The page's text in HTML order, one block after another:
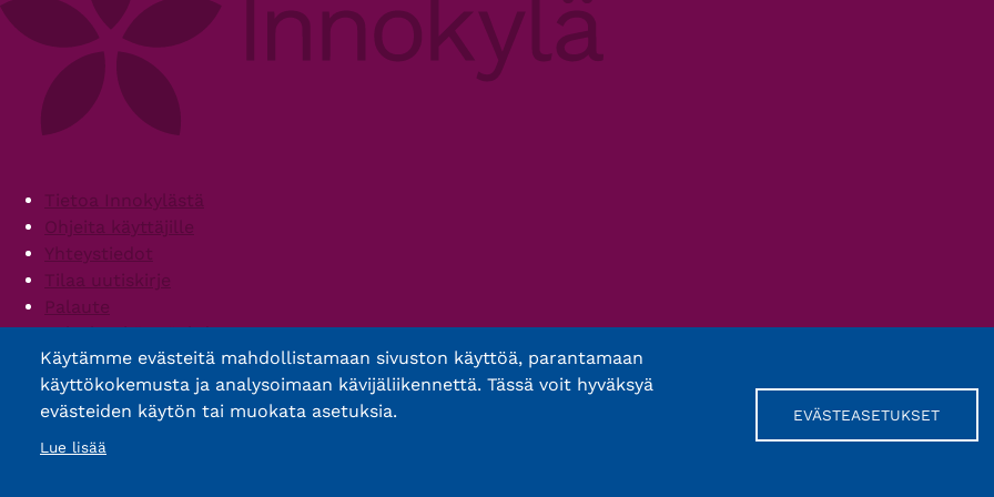
FooterTietoa Innokylästä
Ohjeita käyttäjille
Yhteystiedot
Tilaa uutiskirje
Palaute
Palvelun käyttöehdot
Saavutettavuusseloste
Käytämme evästeitä mahdollistamaan sivuston käyttöä, parantamaan
käyttökokemusta ja analysoimaan kävijäliikennettä. Tässä voit hyväksyä
evästeiden käytön tai muokata asetuksia.
Lue lisää
EVÄSTEASETUKSET